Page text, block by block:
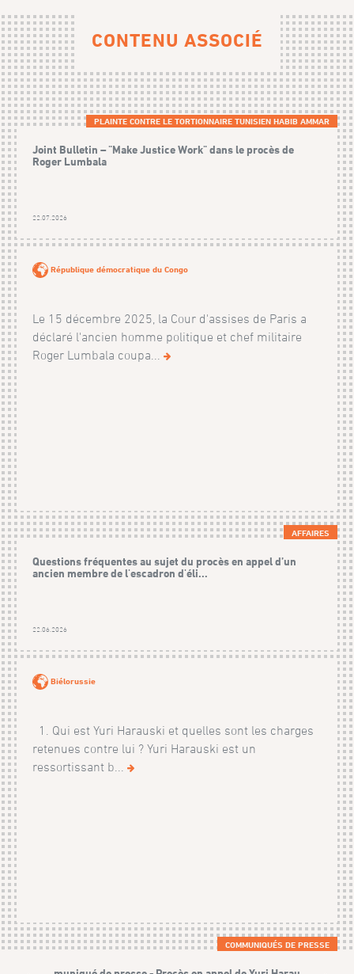
CONTENU ASSOCIÉ
PLAINTE CONTRE LE TORTIONNAIRE TUNISIEN HABIB AMMAR
Joint Bulletin – "Make Justice Work" dans le procès de
Roger Lumbala
22.07.2026
République démocratique du Congo
Le 15 décembre 2025, la Cour d'assises de Paris a
déclaré l'ancien homme politique et chef militaire
Roger Lumbala coupa...
AFFAIRES
Questions fréquentes au sujet du procès en appel d’un
ancien membre de l'escadron d'éli...
22.06.2026
Biélorussie
1. Qui est Yuri Harauski et quelles sont les charges
retenues contre lui ? Yuri Harauski est un
ressortissant b...
COMMUNIQUÉS DE PRESSE